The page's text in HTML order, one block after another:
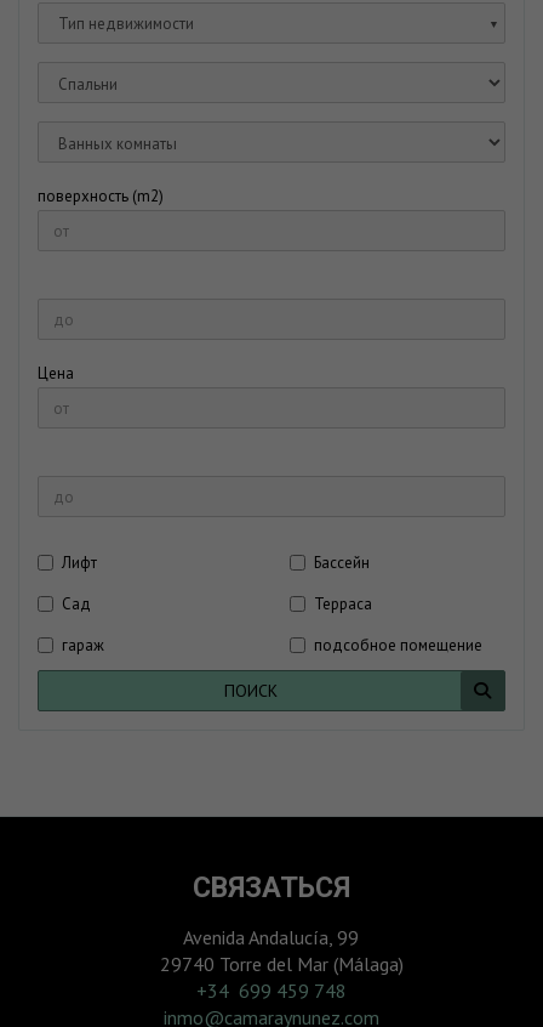
Тип недвижимости ▼
поверхность (m2)
Цена
Лифт
Бассейн
Сад
Терраса
гараж
подсобное помещение
ПОИСК
СВЯЗАТЬСЯ
Avenida Andalucía, 99
29740 Torre del Mar (Málaga)
‎+34 699 459 748
inmo@camaraynunez.com